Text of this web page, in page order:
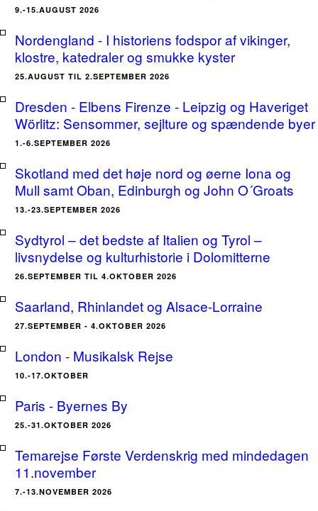
9.-15.AUGUST 2026
Nordengland - I historiens fodspor af vikinger,
klostre, katedraler og smukke kyster
25.AUGUST TIL 2.SEPTEMBER 2026
Dresden - Elbens Firenze - Leipzig og Haveriget
Wörlitz: Sensommer, sejlture og spændende byer
1.-6.SEPTEMBER 2026
Skotland med det høje nord og øerne Iona og
Mull samt Oban, Edinburgh og John O´Groats
13.-23.SEPTEMBER 2026
Sydtyrol – det bedste af Italien og Tyrol –
livsnydelse og kulturhistorie i Dolomitterne
26.SEPTEMBER TIL 4.OKTOBER 2026
Saarland, Rhinlandet og Alsace-Lorraine
27.SEPTEMBER - 4.OKTOBER 2026
London - Musikalsk Rejse
10.-17.OKTOBER
Paris - Byernes By
25.-31.OKTOBER 2026
Temarejse Første Verdenskrig med mindedagen
11.november
7.-13.NOVEMBER 2026